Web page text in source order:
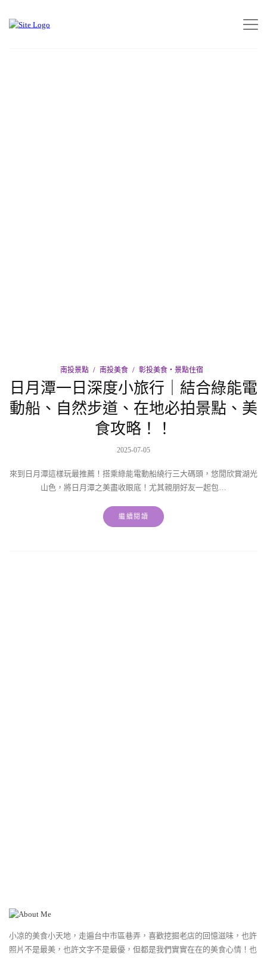
南投景點 南投美食 彰投美食‧景點住宿
日月潭一日深度小旅行｜結合綠能電
動船、自然步道、在地必拍景點、美
食攻略！！
2025-07-05
來到日月潭這樣玩最推薦！搭乘綠能電動船繞行三大碼頭，悠閒欣賞湖光
山色，將日月潭之美盡收眼底！尤其親朋好友一起包…
繼續閱讀
小凉的美食小天地，走遍台中市區巷弄，喜歡挖掘老店的回憶滋味，也許
照片不是最美，也許文字不是最優，但都是我們實實在在的美食心情！也